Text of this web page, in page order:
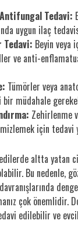
Tedavi:
uygun ilaç
Beyin veya
ve anti-
Tümörler veya
müdahale
Zehirlenme
için tedavi
altta yatan
Bu nedenle,
çok önemlidir.
edilebilir ve evcil